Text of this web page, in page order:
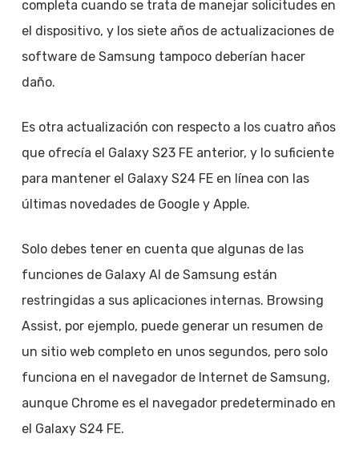
completa cuando se trata de manejar solicitudes en
el dispositivo, y los siete años de actualizaciones de
software de Samsung tampoco deberían hacer
daño.
Es otra actualización con respecto a los cuatro años
que ofrecía el Galaxy S23 FE anterior, y lo suficiente
para mantener el Galaxy S24 FE en línea con las
últimas novedades de Google y Apple.
Solo debes tener en cuenta que algunas de las
funciones de Galaxy AI de Samsung están
restringidas a sus aplicaciones internas. Browsing
Assist, por ejemplo, puede generar un resumen de
un sitio web completo en unos segundos, pero solo
funciona en el navegador de Internet de Samsung,
aunque Chrome es el navegador predeterminado en
el Galaxy S24 FE.